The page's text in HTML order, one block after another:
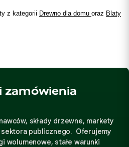
z kategorii Drewno dla domu oraz Blaty
zamówienia
składy drzewne, markety
publicznego. Oferujemy
wolumenowe, stałe warunki